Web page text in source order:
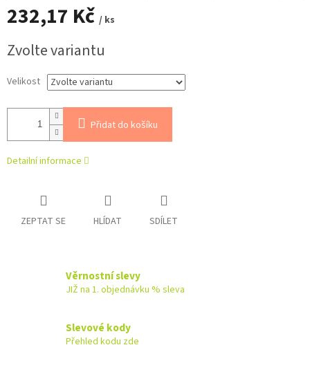
232,17 Kč / ks
cena:
Zvolte variantu
Velikost
Přidat do košíku
Detailní informace
ZEPTAT SE HLÍDAT SDÍLET
Věrnostní slevy
JIŽ na 1. objednávku % sleva
Slevové kody
Přehled kodu zde